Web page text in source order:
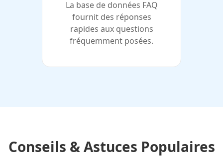
La base de données FAQ
fournit des réponses
rapides aux questions
fréquemment posées.
Conseils & Astuces Populaires